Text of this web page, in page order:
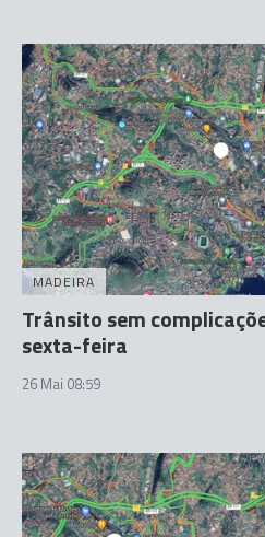
MADEIRA
Trânsito sem
sexta-feira
26 Mai 08:59